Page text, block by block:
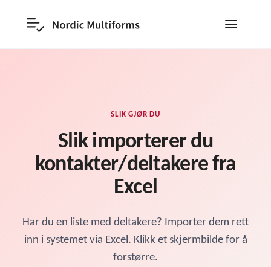
SLIK GJØR DU
Slik importerer du
kontakter/deltakere fra
Excel
Har du en liste med deltakere? Importer dem rett
inn i systemet via Excel. Klikk et skjermbilde for å
forstørre.